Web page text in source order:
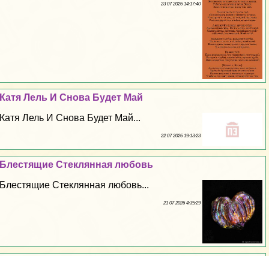
23 07 2026 14:17:40
Катя Лель И Снова Будет Май
Катя Лель И Снова Будет Май...
22 07 2026 19:13:23
Блестящие Стеклянная любовь
Блестящие Стеклянная любовь...
21 07 2026 4:35:29